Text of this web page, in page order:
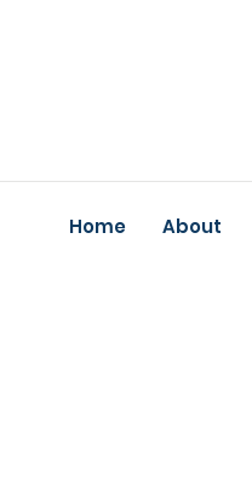
Home About